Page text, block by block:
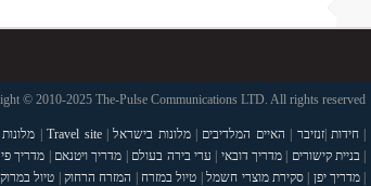
© 2010-2025 The-Pulse Communications LTD. All rights reserved
| חידות |זנזיבר | האיים המלדיבים |מלונות בישראל|
Travel site
|
| בניית קישורים |מדריך דובאי | ערי בירה בעולם | מדריך ויטנאם | מדריך
| מדריך יפן |סקירת מוצרי חשמל| טיול במזרח | המזרח הרחוק | טיול